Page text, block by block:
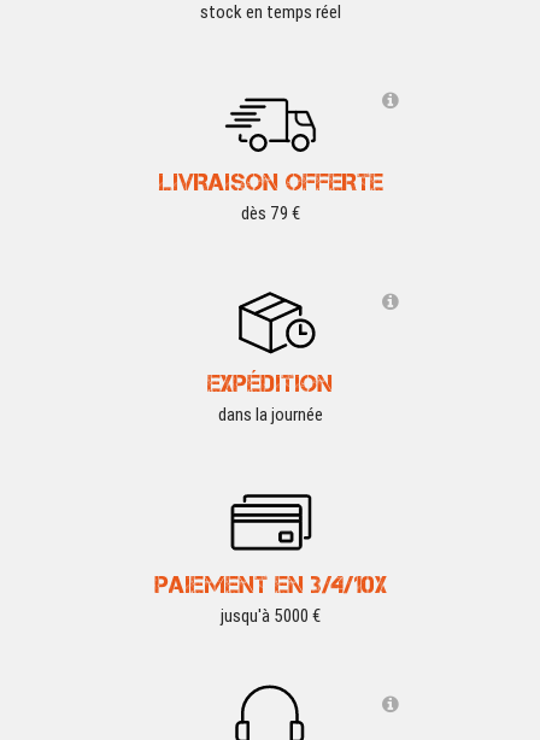
stock en temps réel
LIVRAISON OFFERTE
dès 79 €
EXPÉDITION
dans la journée
PAIEMENT EN 3/4/10X
jusqu'à 5000 €